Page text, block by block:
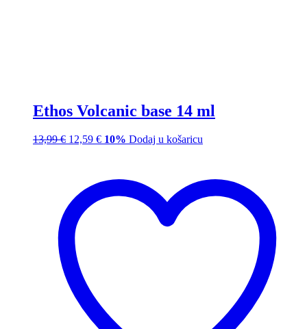
Ethos Volcanic base 14 ml
13,99€ 12,59 € 10% Dodaj u košaricu